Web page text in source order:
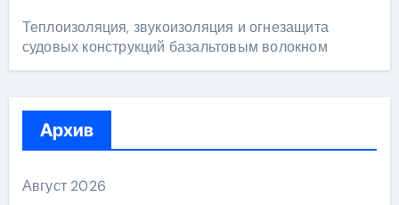
Теплоизоляция, звукоизоляция и огнезащита
судовых конструкций базальтовым волокном
Архив
Август 2026